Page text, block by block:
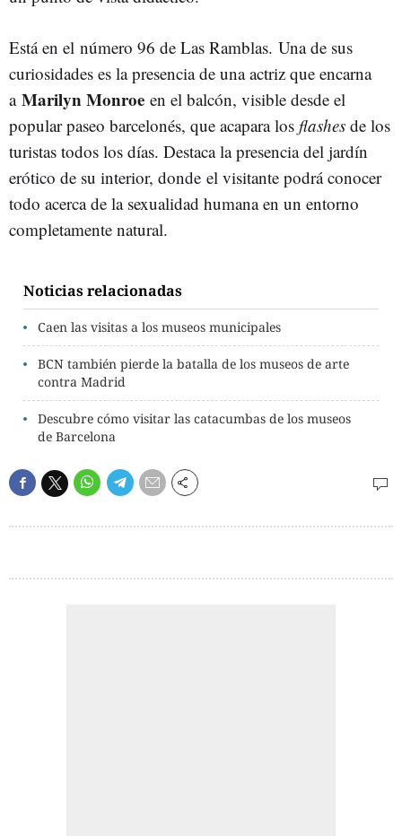
Está en el número 96 de Las Ramblas. Una de sus
curiosidades es la presencia de una actriz que encarna
a Marilyn Monroe en el balcón, visible desde el
popular paseo barcelonés, que acapara los flashes de los
turistas todos los días. Destaca la presencia del jardín
erótico de su interior, donde el visitante podrá conocer
todo acerca de la sexualidad humana en un entorno
completamente natural.
Noticias relacionadas
Caen las visitas a los museos municipales
BCN también pierde la batalla de los museos de arte
contra Madrid
Descubre cómo visitar las catacumbas de los museos
de Barcelona